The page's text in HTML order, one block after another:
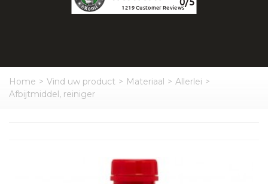
1219Customer Reviews
Home > Vind uw product > Materiaal > Allerlei >
Afbijtmiddel, reiniger